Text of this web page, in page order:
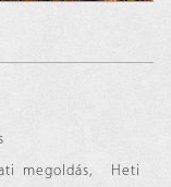
megoldás,
Heti